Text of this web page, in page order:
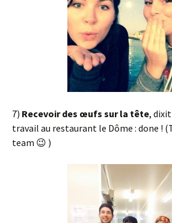
7) Recevoir des œufs sur la tête,
travail au restaurant le Dôme : done !
team 😉 )